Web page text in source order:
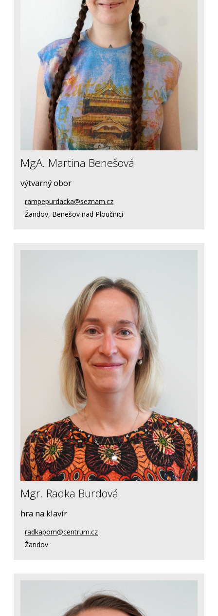
MgA. Martina Benešová
výtvarný obor
rampepurdacka@seznam.cz
Žandov, Benešov nad Ploučnicí
Mgr. Radka Burdová
hra na klavír
radkapom@centrum.cz
Žandov